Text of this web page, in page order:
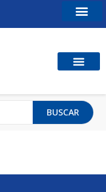
BUSCAR